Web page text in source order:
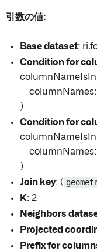
引数の値:
Base dataset:
Condition for
columnNames:
)
Condition for
columnNames:
)
Join key: (
K: 2
Neighbors
Projected
Prefix for